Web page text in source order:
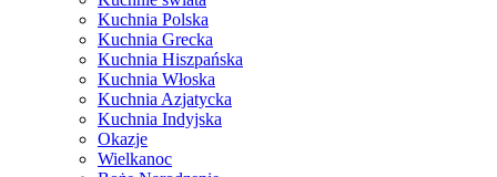
Kuchnia Polska
Kuchnia Grecka
Kuchnia Hiszpańska
Kuchnia Włoska
Kuchnia Azjatycka
Kuchnia Indyjska
Okazje
Wielkanoc